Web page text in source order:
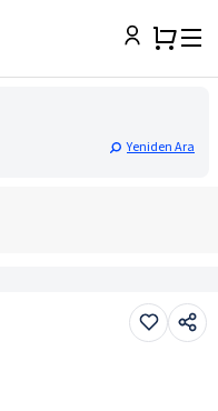
Yeniden Ara